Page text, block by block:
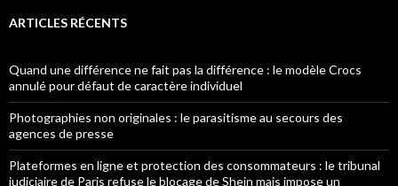
ARTICLES RÉCENTS
Quand une différence ne fait pas la différence : le modèle Crocs
annulé pour défaut de caractère individuel
Photographies non originales : le parasitisme au secours des
agences de presse
Plateformes en ligne et protection des consommateurs : le tribunal
judiciaire de Paris refuse le blocage de Shein mais impose un